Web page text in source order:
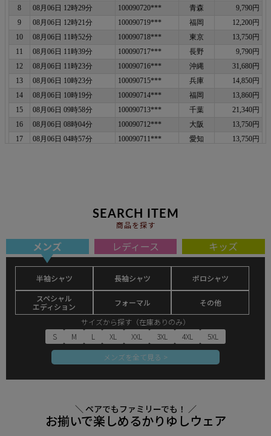
SEARCH ITEM
商品を探す
メンズ レディース キッズ
半袖シャツ 長袖シャツ
ポロシャツ
スペシャル
エディション
フォーマル
その他
サイズから探す（在庫ありのみ）
S
M L XL XXL 3XL 4XL
5XL
メンズを全て見る >
＼ ペアでもファミリーでも！ ／
お揃いで楽しめるかりゆしウェア